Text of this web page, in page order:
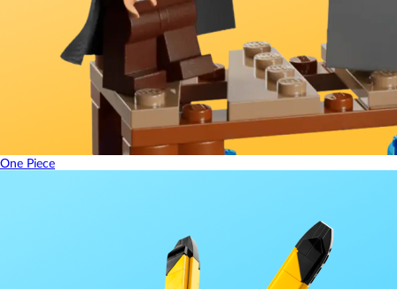
One Piece